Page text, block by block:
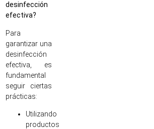
desinfección
efectiva?
Para
garantizar una
desinfección
efectiva, es
fundamental
seguir ciertas
prácticas:
Utilizando
productos